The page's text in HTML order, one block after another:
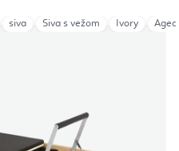
siva Siva s vežom Ivory Aged